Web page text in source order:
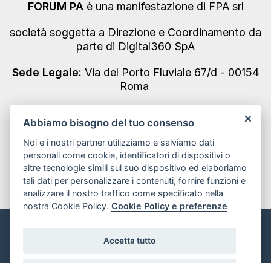
FORUM PAè una manifestazione di FPA srl
società soggetta a Direzione e Coordinamento da
parte di Digital360 SpA
Sede Legale: Via del Porto Fluviale 67/d - 00154
Roma
Codice Fiscale/Partita IVA n. 10693191008 - REA
Roma n. 1249791
Informativa Privacy
Abbiamo bisogno del tuo consenso
Noi e i nostri partner utilizziamo e salviamo dati
personali come cookie, identificatori di dispositivi o
altre tecnologie simili sul suo dispositivo ed elaboriamo
tali dati per personalizzare i contenuti, fornire funzioni e
analizzare il nostro traffico come specificato nella
nostra Cookie Policy.Cookie Policy e preferenze
Accetta tutto